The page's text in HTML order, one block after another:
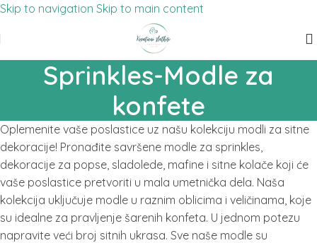
Skip to navigation Skip to main content
Sprinkles-Modle za
konfete
Oplemenite vaše poslastice uz našu kolekciju modli za sitne
dekoracije! Pronađite savršene modle za sprinkles,
dekoracije za popse, sladolede, mafine i sitne kolače koji će
vaše poslastice pretvoriti u mala umetnička dela. Naša
kolekcija uključuje modle u raznim oblicima i veličinama, koje
su idealne za pravljenje šarenih konfeta. U jednom potezu
napravite veći broj sitnih ukrasa. Sve naše modle su